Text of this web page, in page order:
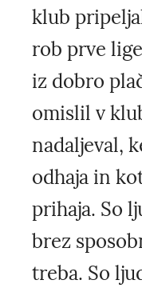
klub
rob prve
iz dobro
omislil v
nadaljeval,
odhaja in
prihaja. So
brez
treba. So